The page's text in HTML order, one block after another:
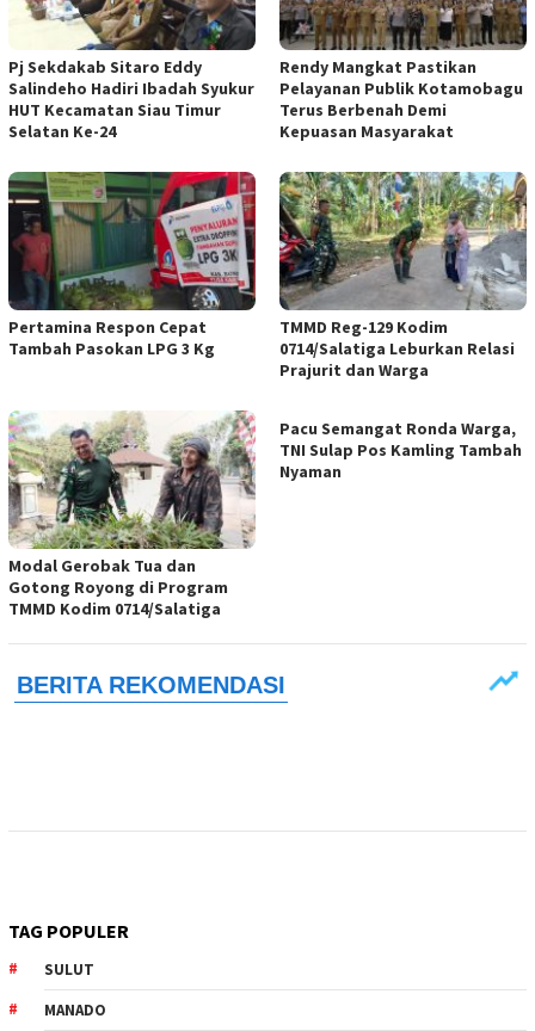
Pj Sekdakab Sitaro Eddy
Salindeho Hadiri Ibadah Syukur
HUT Kecamatan Siau Timur
Selatan Ke-24
Rendy Mangkat Pastikan
Pelayanan Publik Kotamobagu
Terus Berbenah Demi
Kepuasan Masyarakat
Pertamina Respon Cepat
Tambah Pasokan LPG 3 Kg
TMMD Reg-129 Kodim
0714/Salatiga Leburkan Relasi
Prajurit dan Warga
Modal Gerobak Tua dan
Gotong Royong di Program
TMMD Kodim 0714/Salatiga
Pacu Semangat Ronda Warga,
TNI Sulap Pos Kamling Tambah
Nyaman
TAG POPULER
SULUT
MANADO